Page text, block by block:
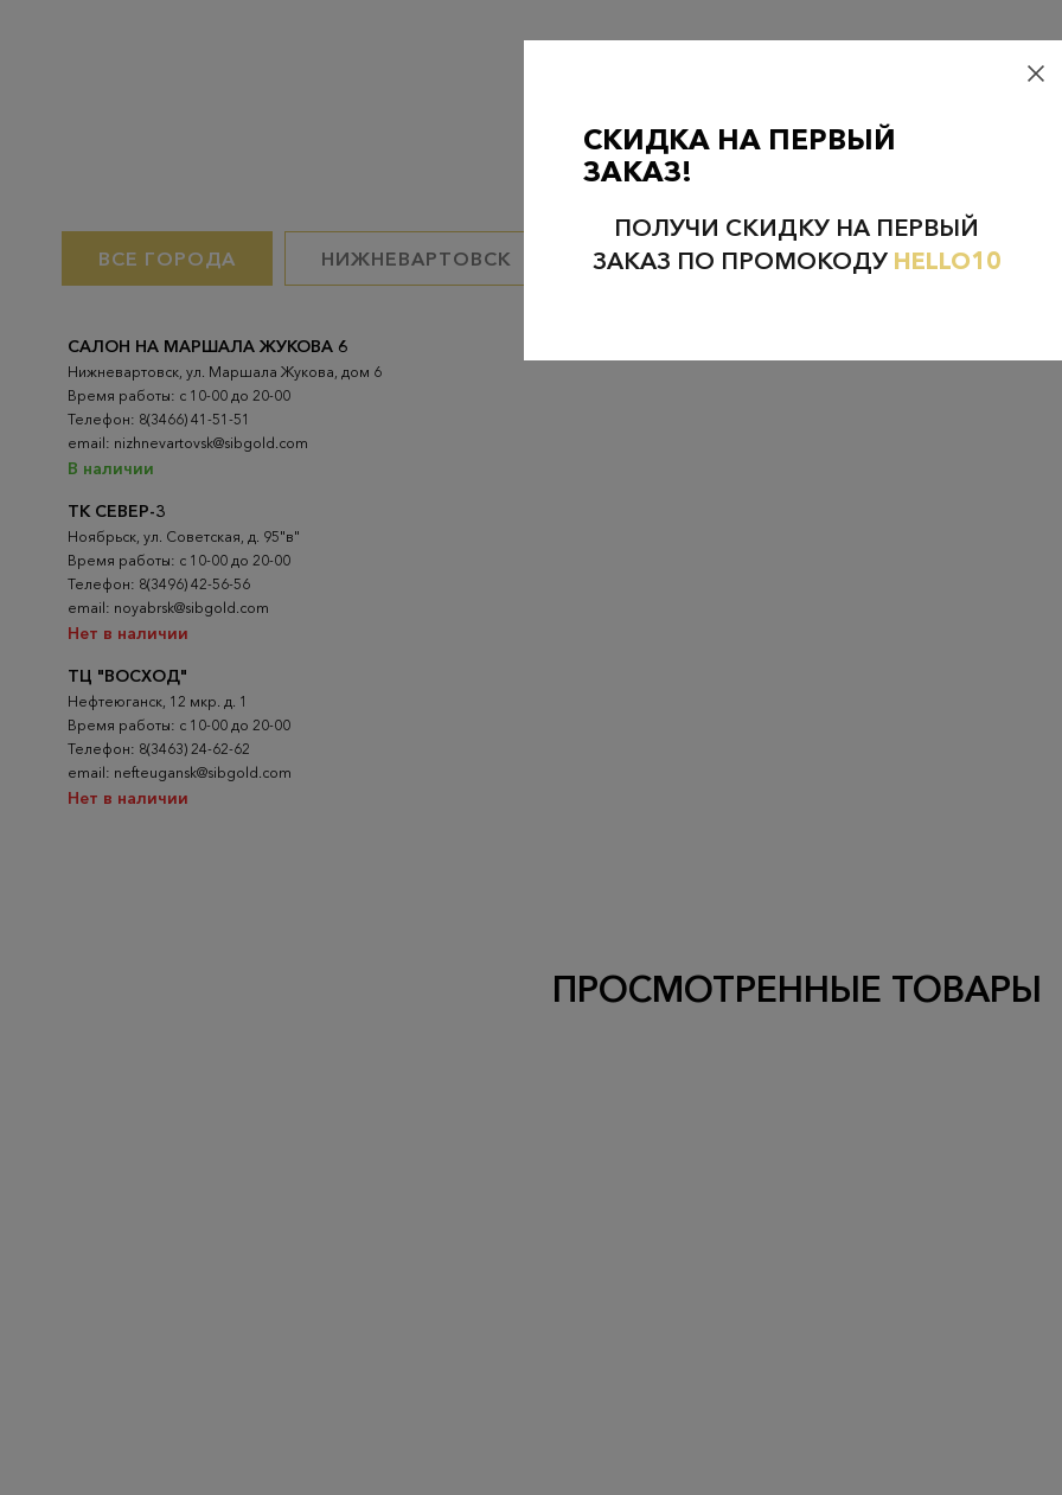
Проверьте наличие в магазинах
ВСЕ ГОРОДА НИЖНЕВАРТОВСК НЕФТЕЮГАНСК НОЯБРЬСК
ТК СЕВЕР-3
Ноябрьск, ул. Советская, д. 95"в"
Время работы: с 10-00 до 20-00
Телефон: 8(3496) 42-56-56
email: noyabrsk@sibgold.com
Нет в наличии
ТЦ "ВОСХОД"
Нефтеюганск, 12 мкр. д. 1
Время работы: с 10-00 до 20-00
Телефон: 8(3463) 24-62-62
email: nefteugansk@sibgold.com
Нет в наличии
САЛОН НА МАРШАЛА ЖУКОВА 6
Нижневартовск, ул. Маршала Жукова, дом 6
Время работы: с 10-00 до 20-00
Телефон: 8(3466) 41-51-51
email: nizhnevartovsk@sibgold.com
В наличии
ПРОСМОТРЕННЫЕ ТОВАРЫ
СКИДКА НА ПЕРВЫЙ
ЗАКАЗ!
ПОЛУЧИ СКИДКУ НА ПЕРВЫЙ
ЗАКАЗ ПО ПРОМОКОДУ HELLO10